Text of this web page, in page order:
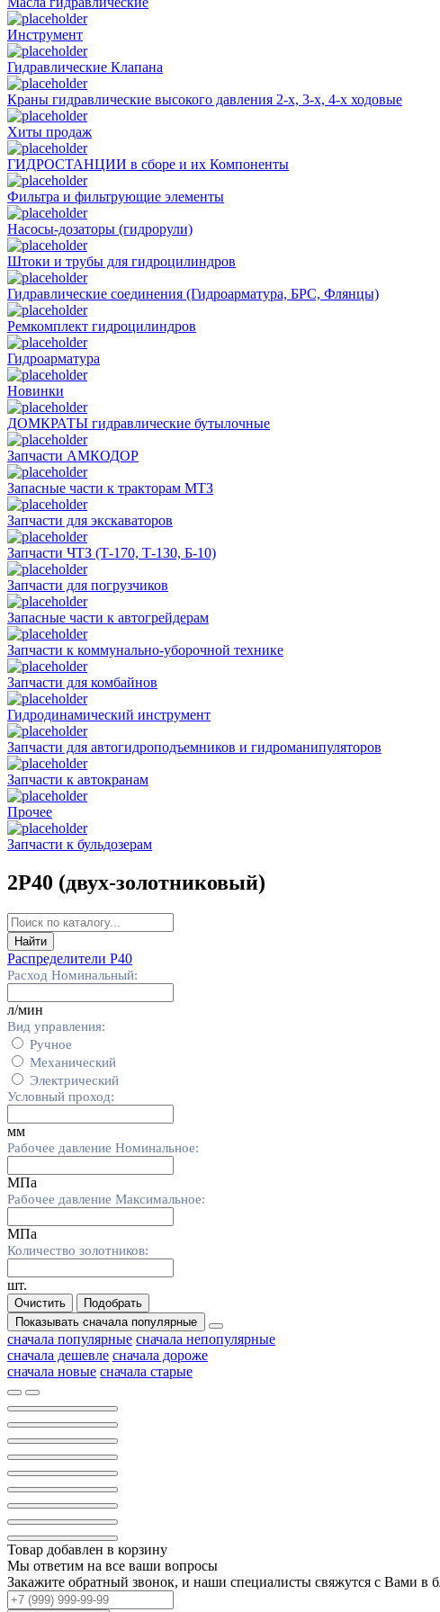
Инструмент
Гидравлические Клапана
Краны гидравлические высокого давления 2-х, 3-х, 4-х ходовые
Хиты продаж
ГИДРОСТАНЦИИ в сборе и их Компоненты
Фильтра и фильтрующие элементы
Насосы-дозаторы (гидрорули)
Штоки и трубы для гидроцилиндров
Гидравлические соединения (Гидроарматура, БРС, Флянцы)
Ремкомплект гидроцилиндров
Гидроарматура
Новинки
ДОМКРАТЫ гидравлические бутылочные
Запчасти АМКОДОР
Запасные части к тракторам МТЗ
Запчасти для экскаваторов
Запчасти ЧТЗ (Т-170, Т-130, Б-10)
Запчасти для погрузчиков
Запасные части к автогрейдерам
Запчасти к коммунально-уборочной технике
Запчасти для комбайнов
Гидродинамический инструмент
Запчасти для автогидроподъемников и гидроманипуляторов
Запчасти к автокранам
Прочее
Запчасти к бульдозерам
2Р40 (двух-золотниковый)
Найти
Распределители Р40
Расход Номинальный:
л/мин
Вид управления:
Ручное
Механический
Электрический
Условный проход:
мм
Рабочее давление Номинальное:
МПа
Рабочее давление Максимальное:
МПа
Количество золотников:
шт.
Очистить
Подобрать
Показывать сначала популярные
сначала популярные сначала непопулярные
сначала дешевле сначала дороже
сначала новые сначала старые
Товар добавлен в корзину
Мы ответим на все ваши вопросы
Закажите обратный звонок, и наши специалисты свяжутся с Вами в